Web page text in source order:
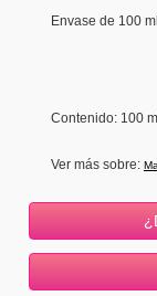
Envase de 100
Contenido: 100
Ver más sobre: